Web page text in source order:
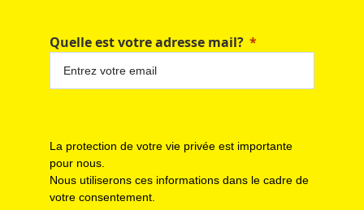
Quelle est votre adresse mail?
La protection de votre vie privée est importante
pour nous.
Nous utiliserons ces informations dans le cadre de
votre consentement.